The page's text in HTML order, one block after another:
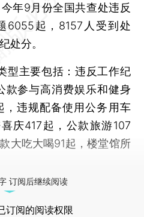
年9月份全国共查处违反
6055起，8157人受到处
处分。
主要包括：违反工作纪
款参与高消费娱乐和健身
，违规配备使用公务用车
庆417起，公款旅游107
大吃大喝91起，楼堂馆所
订阅后继续阅读
订阅的阅读权限